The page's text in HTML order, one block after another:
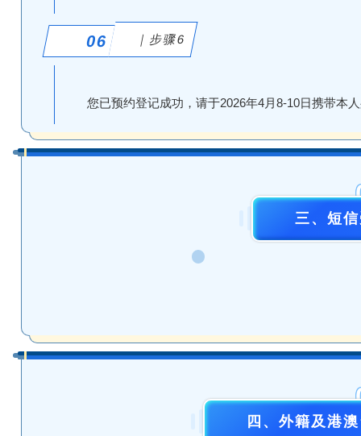
06 ｜步骤6
您已预约登记成功，请于2026年4月8-10日携带本
三、短
四、外籍及港